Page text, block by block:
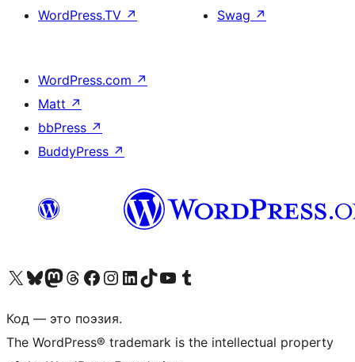
WordPress.TV ↗
Swag ↗
WordPress.com ↗
Matt ↗
bbPress ↗
BuddyPress ↗
Посетите нас в X (ранее Twitter)
Посетите нашу учётную запись в Bluesky
Посетите нашу ленту в Mastodon
Посетите нашу учётную запись в Threads
Посетите нашу страницу на Facebook
Посетите наш Instagram
Посетите нашу страницу в LinkedIn
Посетите нашу учётную запись в TikTok
Посетите наш канал YouTube
Посетите нашу учётную запись в Tumblr
Код — это поэзия.
The WordPress® trademark is the intellectual property